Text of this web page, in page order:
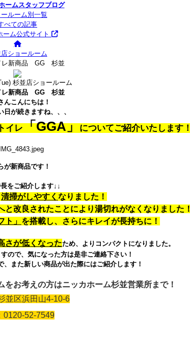
ルーム別一覧
べての記事
ーム公式サイト
ショールーム
レ新商品 GG 杉並
杉並店ショールーム
レ新商品 GG 杉並
んこんにちは！
日が続きますね、、、
イレ「GGA」についてご紹介いたします！
が新商品です！
をご紹介します↓↓
清掃がしやすく なりました！
と改良されたことにより湯切れがなくなりました！
」 を搭載し、さらにキレイが長持ちに！
さが低くなったため、よりコンパクトになりました。
ので、気になった方は是非ご連絡下さい！
また新しい商品が出た際にはご紹介します！
お考えの方はニッカホーム杉並営業所まで！
並区浜田山4-10-6
0120-52-7549